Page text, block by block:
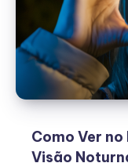
Como Ver
Visão